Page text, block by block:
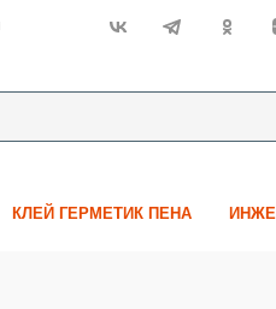
КЛЕЙ ГЕРМЕТИК ПЕНА